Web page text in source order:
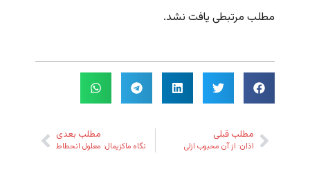
مطلب مرتبطی یافت نشد.
مطلب قبلی
اذان: از آن محبوب ازلی
مطلب بعدی
نگاه ماکزیمال: معلول انحطاط